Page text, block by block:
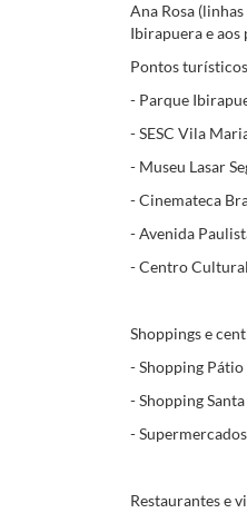
Ana Rosa
Ibirapuera e aos
Pontos
- Parque
- SESC Vila
- Museu Lasar
- Cinemateca
- Avenida
- Centro
Shoppings e
- Shopping
- Shopping
-
Restaurantes e